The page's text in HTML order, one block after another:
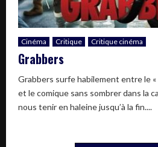
Cinéma Critique Critique cinéma
Grabbers
Grabbers surfe habilement entre le
et le comique sans sombrer dans la
nous tenir en haleine jusqu’à la fin....